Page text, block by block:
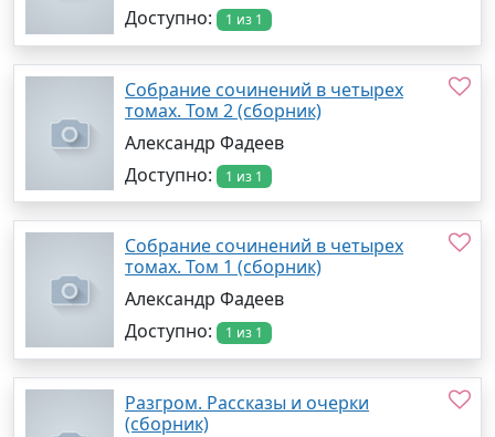
Доступно:
1 из 1
Собрание сочинений в четырех
томах. Том 2 (сборник)
Александр Фадеев
Доступно:
1 из 1
Собрание сочинений в четырех
томах. Том 1 (сборник)
Александр Фадеев
Доступно:
1 из 1
Разгром. Рассказы и очерки
(сборник)